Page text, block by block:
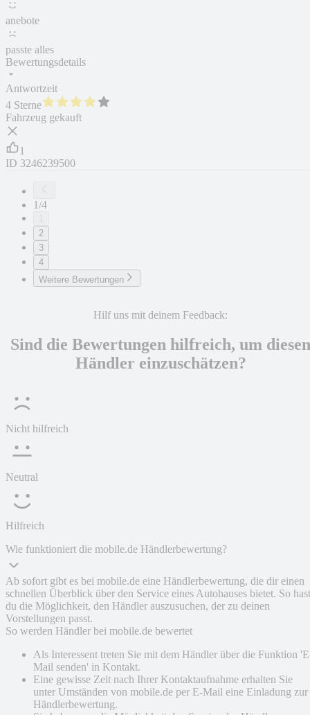
anebote
passte alles
Bewertungsdetails
Antwortzeit
4 Sterne
Fahrzeug gekauft
1
ID 3246239500
1/4
2
3
4
Weitere Bewertungen
Hilf uns mit deinem Feedback:
Sind die Bewertungen hilfreich, um diesen
Händler einzuschätzen?
Nicht hilfreich
Neutral
Hilfreich
Wie funktioniert die mobile.de Händlerbewertung?
Ab sofort gibt es bei mobile.de eine Händlerbewertung, die dir einen
schnellen Überblick über den Service eines Autohauses bietet. So hast
du die Möglichkeit, den Händler auszusuchen, der zu deinen
Vorstellungen passt.
So werden Händler bei mobile.de bewertet
Als Interessent treten Sie mit dem Händler über die Funktion
Mail senden' in Kontakt.
Eine gewisse Zeit nach Ihrer Kontaktaufnahme erhalten Sie
unter Umständen von mobile.de per E-Mail eine Einladung zur
Händlerbewertung.